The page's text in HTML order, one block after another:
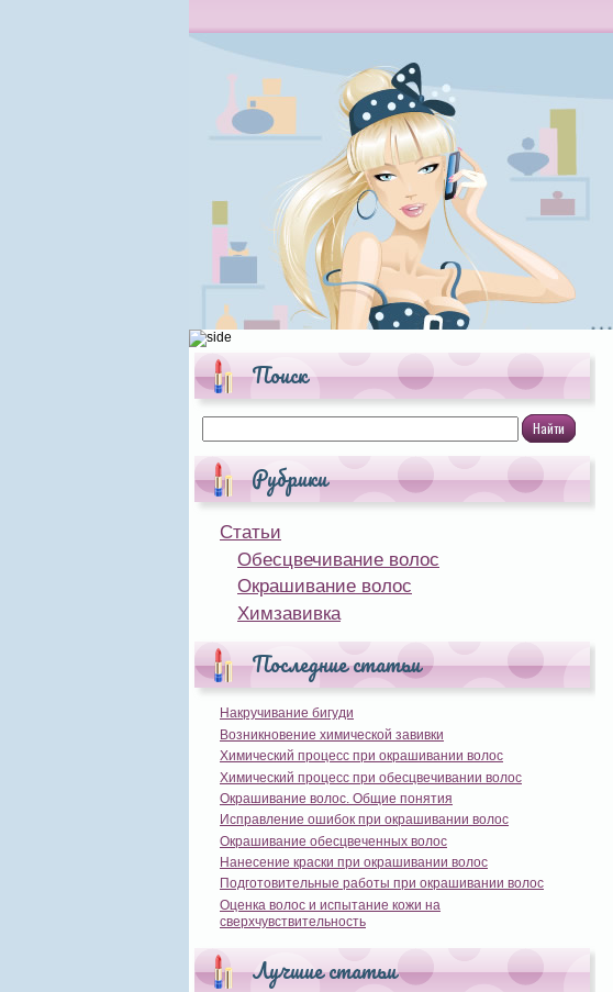
Поиск
Рубрики
Статьи
Обесцвечивание волос
Окрашивание волос
Химзавивка
Последние статьи
Накручивание бигуди
Возникновение химической завивки
Химический процесс при окрашивании волос
Химический процесс при обесцвечивании волос
Окрашивание волос. Общие понятия
Исправление ошибок при окрашивании волос
Окрашивание обесцвеченных волос
Нанесение краски при окрашивании волос
Подготовительные работы при окрашивании волос
Оценка волос и испытание кожи на
сверхчувствительность
Лучшие статьи